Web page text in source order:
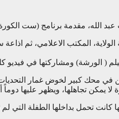
مقدمة برنامج (ست
المكتب الاعلامي، ثم
( الورشة) ومشاركتها في
في محك كبير لخوض غمار
لا يمكن تجاهلها، ويظهر عليها